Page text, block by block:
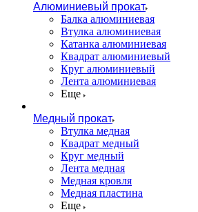
Алюминиевый прокат
Балка алюминиевая
Втулка алюминиевая
Катанка алюминиевая
Квадрат алюминиевый
Круг алюминиевый
Лента алюминиевая
Еще
Медный прокат
Втулка медная
Квадрат медный
Круг медный
Лента медная
Медная кровля
Медная пластина
Еще